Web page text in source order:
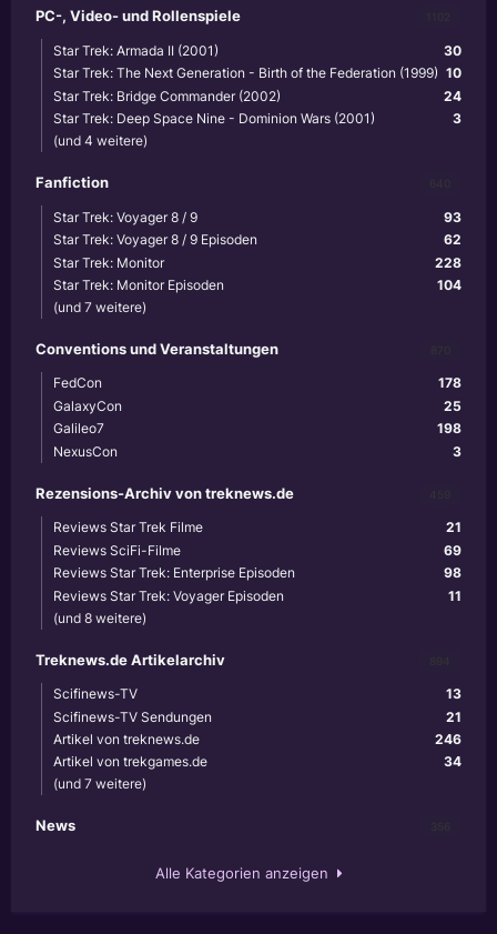
PC-, Video- und Rollenspiele
30
Star Trek: Armada II (2001)
10
Star Trek: The Next Generation - Birth of the Federation (1999)
24
Star Trek: Bridge Commander (2002)
3
Star Trek: Deep Space Nine - Dominion Wars (2001)
(und 4 weitere)
Fanfiction
93
Star Trek: Voyager 8 / 9
62
Star Trek: Voyager 8 / 9 Episoden
228
Star Trek: Monitor
104
Star Trek: Monitor Episoden
(und 7 weitere)
Conventions und Veranstaltungen
178
FedCon
25
GalaxyCon
198
Galileo7
3
NexusCon
Rezensions-Archiv von treknews.de
21
Reviews Star Trek Filme
69
Reviews SciFi-Filme
98
Reviews Star Trek: Enterprise Episoden
11
Reviews Star Trek: Voyager Episoden
(und 8 weitere)
Treknews.de Artikelarchiv
13
Scifinews-TV
21
Scifinews-TV Sendungen
246
Artikel von treknews.de
34
Artikel von trekgames.de
(und 7 weitere)
News
Alle Kategorien anzeigen